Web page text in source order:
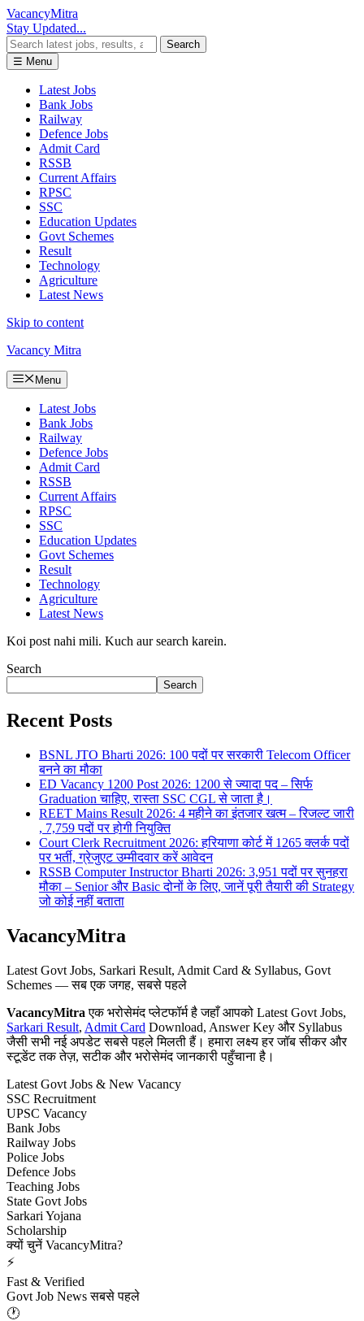
VacancyMitra
Stay Updated...
Search
☰ Menu
Latest Jobs
Bank Jobs
Railway
Defence Jobs
Admit Card
RSSB
Current Affairs
RPSC
SSC
Education Updates
Govt Schemes
Result
Technology
Agriculture
Latest News
Skip to content
Vacancy Mitra
Menu
Latest Jobs
Bank Jobs
Railway
Defence Jobs
Admit Card
RSSB
Current Affairs
RPSC
SSC
Education Updates
Govt Schemes
Result
Technology
Agriculture
Latest News
Koi post nahi mili. Kuch aur search karein.
Search
Search
Recent Posts
BSNL JTO Bharti 2026: 100 पदों पर सरकारी Telecom Officer
बनने का मौका
ED Vacancy 1200 Post 2026: 1200 से ज्यादा पद – सिर्फ
Graduation चाहिए, रास्ता SSC CGL से जाता है।
REET Mains Result 2026: 4 महीने का इंतजार खत्म – रिजल्ट जारी
, 7,759 पदों पर होगी नियुक्ति
Court Clerk Recruitment 2026: हरियाणा कोर्ट में 1265 क्लर्क पदों
पर भर्ती, ग्रेजुएट उम्मीदवार करें आवेदन
RSSB Computer Instructor Bharti 2026: 3,951 पदों पर सुनहरा
मौका – Senior और Basic दोनों के लिए, जानें पूरी तैयारी की Strategy
जो कोई नहीं बताता
VacancyMitra
Latest Govt Jobs, Sarkari Result, Admit Card & Syllabus, Govt
Schemes — सब एक जगह, सबसे पहले
VacancyMitra एक भरोसेमंद प्लेटफॉर्म है जहाँ आपको Latest Govt Jobs,
Sarkari Result, Admit Card Download, Answer Key और Syllabus
जैसी सभी नई अपडेट सबसे पहले मिलती हैं। हमारा लक्ष्य हर जॉब सीकर और
स्टूडेंट तक तेज़, सटीक और भरोसेमंद जानकारी पहुँचाना है।
Latest Govt Jobs & New Vacancy
SSC Recruitment
UPSC Vacancy
Bank Jobs
Railway Jobs
Police Jobs
Defence Jobs
Teaching Jobs
State Govt Jobs
Sarkari Yojana
Scholarship
क्यों चुनें VacancyMitra?
⚡
Fast & Verified
Govt Job News सबसे पहले
🕐